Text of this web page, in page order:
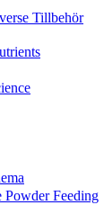
Tillbehör
Powder Feeding